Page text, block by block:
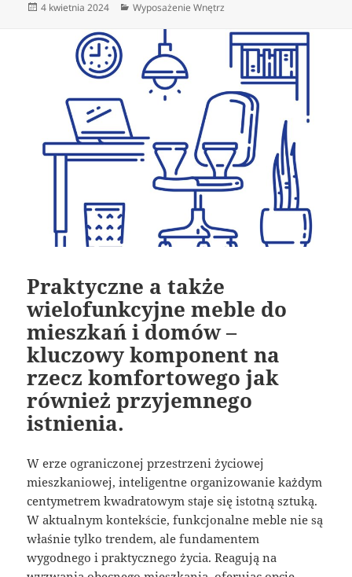
Data
4 kwietnia 2024 Kategorie
Wyposażenie Wnętrz
Praktyczne a także
wielofunkcyjne meble do
mieszkań i domów –
kluczowy komponent na
rzecz komfortowego jak
również przyjemnego
istnienia.
W erze ograniczonej przestrzeni życiowej
mieszkaniowej, inteligentne organizowanie każdym
centymetrem kwadratowym staje się istotną sztuką.
W aktualnym kontekście, funkcjonalne meble nie są
właśnie tylko trendem, ale fundamentem
wygodnego i praktycznego życia. Reagują na